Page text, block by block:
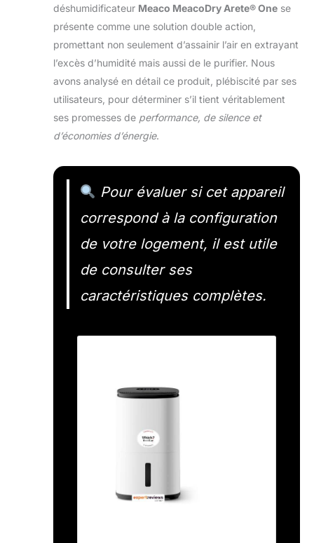
déshumidificateur Meaco MeacoDry Arete® One se
présente comme une solution double action,
promettant non seulement d’assainir l’air en extrayant
l’excès d’humidité mais aussi de le purifier. Nous
avons analysé en détail ce produit, plébiscité par ses
utilisateurs, pour déterminer s’il tient véritablement
ses promesses de performance, de silence et
d’économies d’énergie.
Pour évaluer si cet appareil
correspond à la configuration
de votre logement, il est utile
de consulter ses
caractéristiques complètes.